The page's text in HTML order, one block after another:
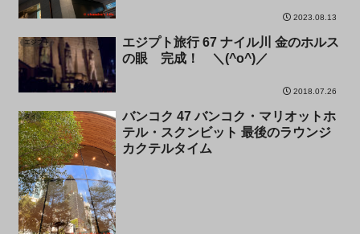
2023.08.13
エジプト
エジプト旅行 67 ナイル川 金のホルス
の眼 完成！ ＼(^o^)／
2018.07.26
タイ
バンコク 47 バンコク・マリオットホ
テル・スクンビット 最後のラウンジ
カクテルタイム